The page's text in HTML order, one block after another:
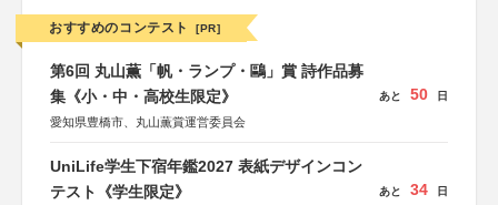
おすすめのコンテスト [PR]
第6回 丸山薫「帆・ランプ・鷗」賞 詩作品募
集《小・中・高校生限定》
愛知県豊橋市、丸山薫賞運営委員会
あと 50 日
UniLife学生下宿年鑑2027 表紙デザインコン
テスト《学生限定》
あと 34 日